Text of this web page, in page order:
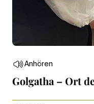
Anhören
Golgatha – Ort